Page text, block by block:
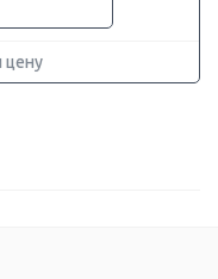
цену